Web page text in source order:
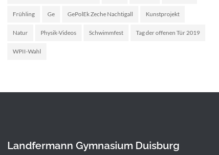
Frühling Ge GePolEk Zeche Nachtigall Kunstprojekt
Natur Physik-Videos Schwimmfest Tag der offenen Tür 2019
WPII-Wahl
Landfermann Gymnasium Duisburg